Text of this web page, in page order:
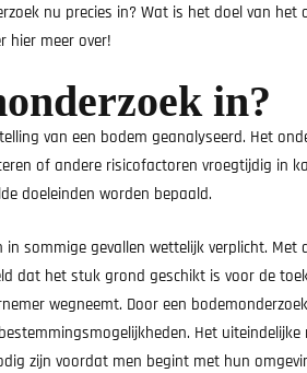
nu precies in? Wat is het doel van het
hier meer over!
in?
van een bodem geanalyseerd. Het
of andere risicofactoren vroegtijdig in
doeleinden worden bepaald.
sommige gevallen wettelijk verplicht. Met
dat het stuk grond geschikt is voor de
wegneemt. Door een
Het
zijn voordat men begint met hun